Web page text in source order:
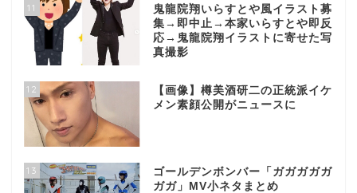
11
鬼龍院翔いらすとや風イラスト募
集→即中止→本家いらすとや即反
応→鬼龍院翔イラストに寄せた写
真撮影
12
【画像】樽美酒研二の正統派イケ
メン素顔公開がニュースに
13
ゴールデンボンバー「ガガガガガ
ガガ」MV小ネタまとめ